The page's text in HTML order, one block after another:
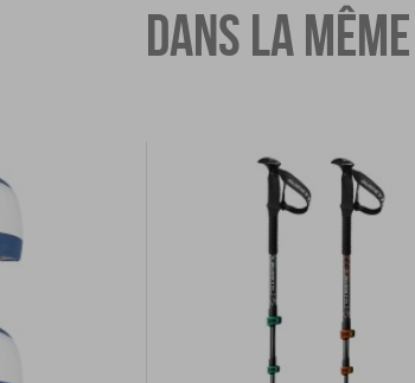
DANS LA